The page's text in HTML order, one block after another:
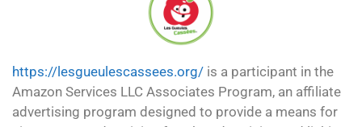
https://lesgueulescassees.org/ is a participant in the
Amazon Services LLC Associates Program, an affiliate
advertising program designed to provide a means for